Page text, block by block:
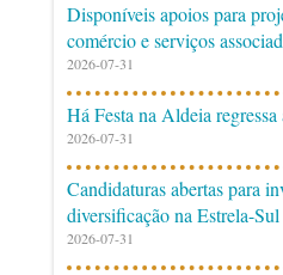
Disponíveis apoios para
comércio e serviços
2026-07-31
Há Festa na Aldeia
2026-07-31
Candidaturas abertas para
diversificação na Estrela-Sul
2026-07-31